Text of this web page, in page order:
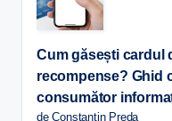
Cum găsești cardul
recompense? Ghid
consumător
de Constantin Preda